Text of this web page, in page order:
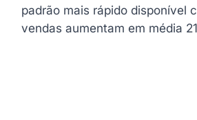
padrão mais rápido disponível
vendas aumentam em média